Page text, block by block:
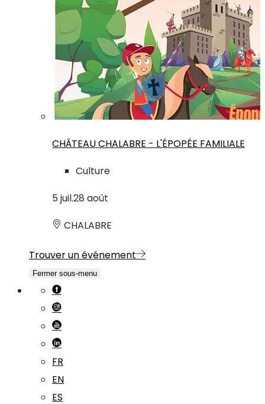
CHÂTEAU CHALABRE - L'ÉPOPÉE FAMILIALE
Culture
5 juil.28 août
CHALABRE
Trouver un événement
Fermer sous-menu
FR
EN
ES